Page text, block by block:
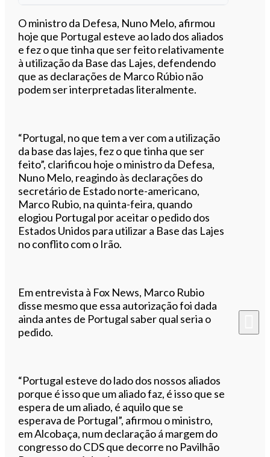
Ouvir este artigo
O ministro da Defesa, Nuno Melo, afirmou
hoje que Portugal esteve ao lado dos aliados
e fez o que tinha que ser feito relativamente
à utilização da Base das Lajes, defendendo
que as declarações de Marco Rúbio não
podem ser interpretadas literalmente.
“Portugal, no que tem a ver com a utilização
da base das lajes, fez o que tinha que ser
feito”, clarificou hoje o ministro da Defesa,
Nuno Melo, reagindo às declarações do
secretário de Estado norte-americano,
Marco Rubio, na quinta-feira, quando
elogiou Portugal por aceitar o pedido dos
Estados Unidos para utilizar a Base das Lajes
no conflito com o Irão.
Em entrevista à Fox News, Marco Rubio
disse mesmo que essa autorização foi dada
ainda antes de Portugal saber qual seria o
pedido.
“Portugal esteve do lado dos nossos aliados
porque é isso que um aliado faz, é isso que se
espera de um aliado, é aquilo que se
esperava de Portugal”, afirmou o ministro,
em Alcobaça, num declaração á margem do
congresso do CDS que decorre no Pavilhão